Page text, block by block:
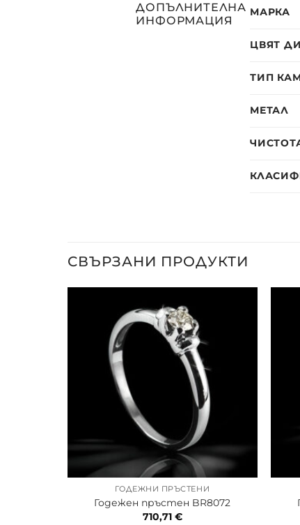
ДОПЪЛНИТЕЛНА
ИНФОРМАЦИЯ
МАРКА
ЦВЯТ
ТИП
МЕТАЛ
СВЪРЗАНИ ПРОДУКТИ
ГОДЕЖНИ ПРЪСТЕНИ
Годежен пръстен BR8072
710,71 €